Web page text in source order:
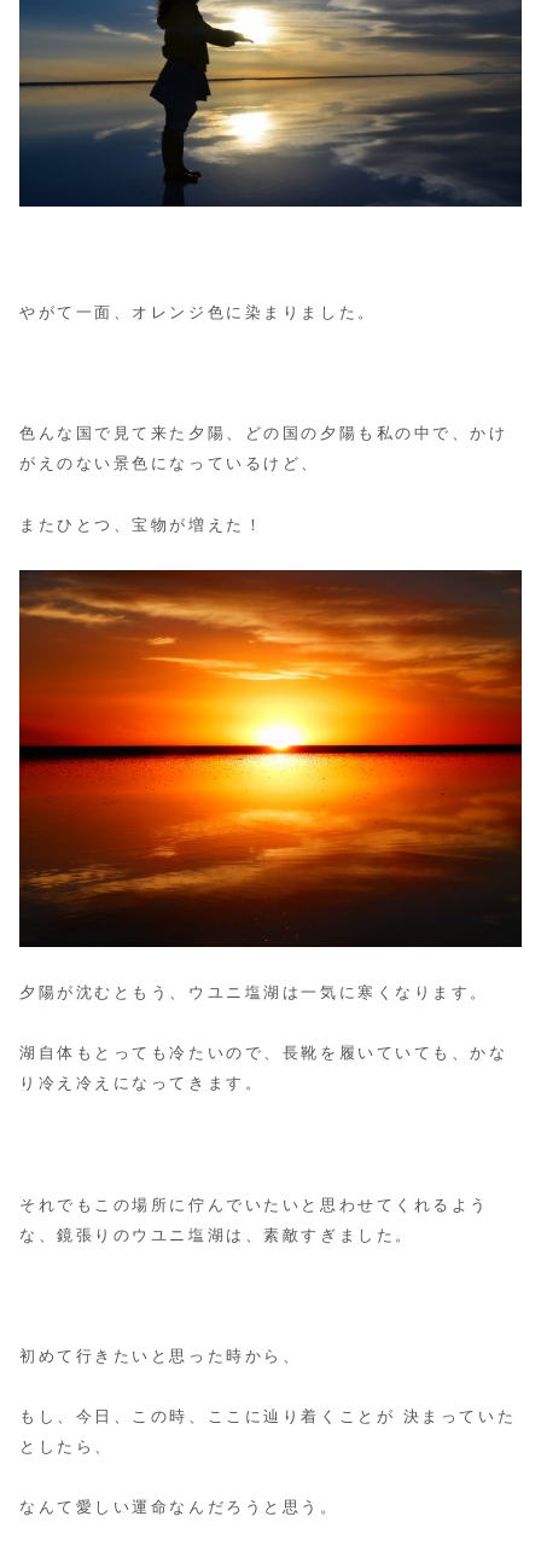
やがて一面、オレンジ色に染まりました。
色んな国で見て来た夕陽、どの国の夕陽も私の中で、かけ
がえのない景色になっているけど、
またひとつ、宝物が増えた！
夕陽が沈むともう、ウユニ塩湖は一気に寒くなります。
湖自体もとっても冷たいので、長靴を履いていても、かな
り冷え冷えになってきます。
それでもこの場所に佇んでいたいと思わせてくれるよう
な、鏡張りのウユニ塩湖は、素敵すぎました。
初めて行きたいと思った時から、
もし、今日、この時、ここに辿り着くことが 決まっていた
としたら、
なんて愛しい運命なんだろうと思う。